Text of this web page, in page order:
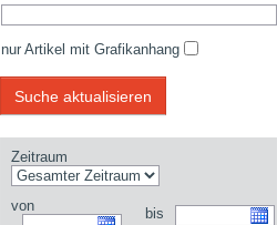
nur Artikel mit Grafikanhang
Zeitraum
von bis